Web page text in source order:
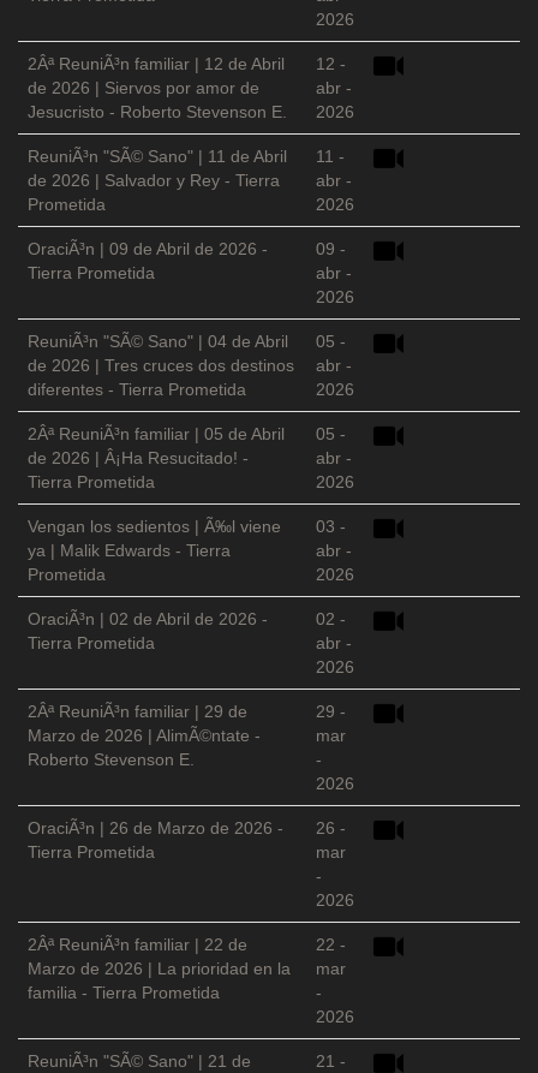
2026
2Âª ReuniÃ³n familiar | 12 de Abril
de 2026 | Siervos por amor de
Jesucristo - Roberto Stevenson E.
12 -
abr -
2026
ReuniÃ³n "SÃ© Sano" | 11 de Abril
de 2026 | Salvador y Rey - Tierra
Prometida
11 -
abr -
2026
OraciÃ³n | 09 de Abril de 2026 -
Tierra Prometida
09 -
abr -
2026
ReuniÃ³n "SÃ© Sano" | 04 de Abril
de 2026 | Tres cruces dos destinos
diferentes - Tierra Prometida
05 -
abr -
2026
2Âª ReuniÃ³n familiar | 05 de Abril
de 2026 | Â¡Ha Resucitado! -
Tierra Prometida
05 -
abr -
2026
Vengan los sedientos | Ã‰l viene
ya | Malik Edwards - Tierra
Prometida
03 -
abr -
2026
OraciÃ³n | 02 de Abril de 2026 -
Tierra Prometida
02 -
abr -
2026
2Âª ReuniÃ³n familiar | 29 de
Marzo de 2026 | AlimÃ©ntate -
Roberto Stevenson E.
29 -
mar
-
2026
OraciÃ³n | 26 de Marzo de 2026 -
Tierra Prometida
26 -
mar
-
2026
2Âª ReuniÃ³n familiar | 22 de
Marzo de 2026 | La prioridad en la
familia - Tierra Prometida
22 -
mar
-
2026
ReuniÃ³n "SÃ© Sano" | 21 de
21 -